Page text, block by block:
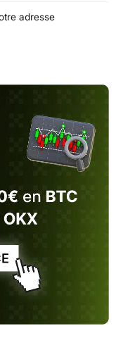
adresse